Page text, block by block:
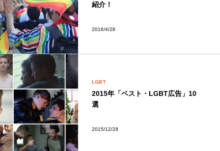
紹介！
2016/4/28
LGBT
2015年「ベスト・LGBT広告」10
選
2015/12/28